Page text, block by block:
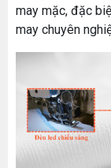
may mặc, đặc
may chuyên